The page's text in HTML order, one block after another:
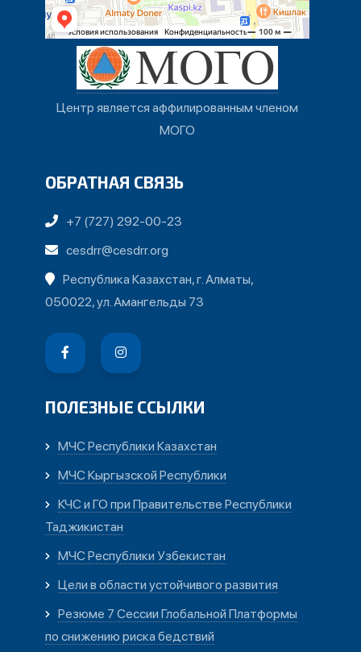
Центр является аффилированным членом
МОГО
ОБРАТНАЯ СВЯЗЬ
+7 (727) 292-00-23
cesdrr@cesdrr.org
Республика Казахстан, г. Алматы,
050022, ул. Амангельды 73
ПОЛЕЗНЫЕ ССЫЛКИ
МЧС Республики Казахстан
МЧС Кыргызской Республики
КЧС и ГО при Правительстве Республики
Таджикистан
МЧС Республики Узбекистан
Цели в области устойчивого развития
Резюме 7 Сессии Глобальной Платформы
по снижению риска бедствий